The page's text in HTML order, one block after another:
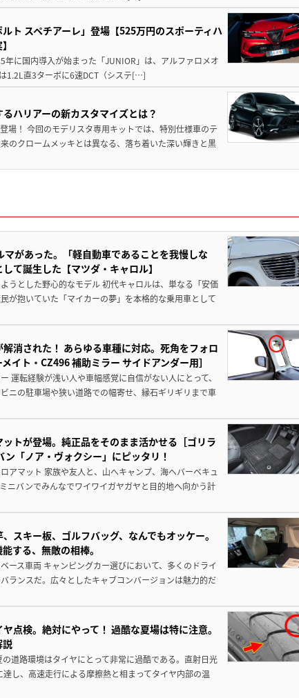
ト スペチアーレ」登場【525万円のスポーティハ
に国内導入が始まった「JUNIOR」は、アルファロメオ
1.2L直3ターボに6速DCT（システ[…]
ハリアーの新カスタマイズとは？
場！ 今回のモデリスタ専用キットでは、特別仕様車のテ
のクロームメッキとは異なる、落ち着いた深い輝きと黒
があった。「軽自動車であることを我慢しな
て誕生した【マツダ・キャロル】
うとした野心的なモデル 初代キャロルは、単なる「安価
が抱いていた「マイカーの夢」を本格的な乗用車として
消された！ あらゆる車種に対応。死角をフォロ
イト・CZ496 補助ミラー サイドアンダー用］
運転経験が浅い人や車幅感覚に自信がない人にとって、
ニの駐車場や狭い道路での幅寄せ、縁石ギリギリまで車
トが登場。純正品をそのまま活かせる［ゴリラ
「ノア・ヴォクシー」にピッタリ！
アマット 家族や友人と、山へキャンプ、海へバーベキュ
ニバンでみんなでワイワイガヤガヤと目的地へ向かう計
スキー板、ゴルフバッグ、なんでもオッケー。
する、無敵の相棒。
ース車両 キャンピングカー選びにおいて、多くのドライ
ランスだ。広々としたキャブコンバージョンは魅力的だ
点検。絶対にやって！ 過酷な夏場は特に注意。
説
道路環境はタイヤにとって非常に過酷である。直射日光
し、高速走行による摩擦熱と相まってタイヤ内部の温